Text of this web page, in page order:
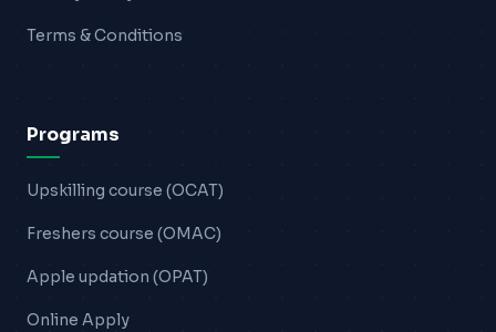
Terms & Conditions
Programs
Upskilling course (OCAT)
Freshers course (OMAC)
Apple updation (OPAT)
Online Apply